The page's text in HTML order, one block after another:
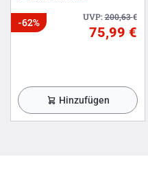
UVP:200,63€
-62%
75,99 €
Hinzufügen